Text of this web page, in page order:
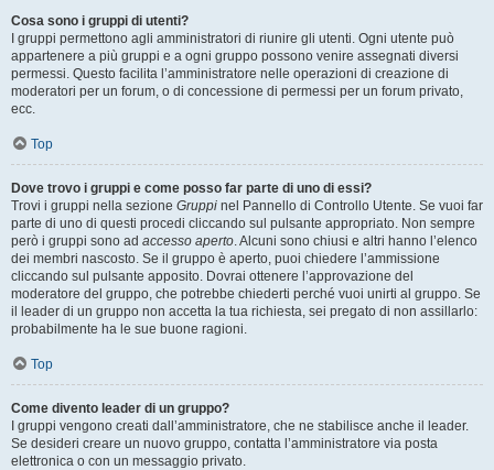
Cosa sono i gruppi di utenti?
I gruppi permettono agli amministratori di riunire gli utenti. Ogni utente può
appartenere a più gruppi e a ogni gruppo possono venire assegnati diversi
permessi. Questo facilita l’amministratore nelle operazioni di creazione di
moderatori per un forum, o di concessione di permessi per un forum privato,
ecc.
Top
Dove trovo i gruppi e come posso far parte di uno di essi?
Trovi i gruppi nella sezione Gruppi nel Pannello di Controllo Utente. Se vuoi far
parte di uno di questi procedi cliccando sul pulsante appropriato. Non sempre
però i gruppi sono ad accesso aperto. Alcuni sono chiusi e altri hanno l’elenco
dei membri nascosto. Se il gruppo è aperto, puoi chiedere l’ammissione
cliccando sul pulsante apposito. Dovrai ottenere l’approvazione del
moderatore del gruppo, che potrebbe chiederti perché vuoi unirti al gruppo. Se
il leader di un gruppo non accetta la tua richiesta, sei pregato di non assillarlo:
probabilmente ha le sue buone ragioni.
Top
Come divento leader di un gruppo?
I gruppi vengono creati dall’amministratore, che ne stabilisce anche il leader.
Se desideri creare un nuovo gruppo, contatta l’amministratore via posta
elettronica o con un messaggio privato.